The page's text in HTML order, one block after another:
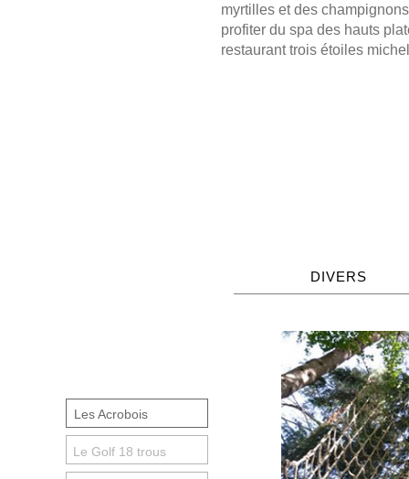
myrtilles et des
profiter du spa des hauts
restaurant trois étoiles
DIVERS
Les Acrobois
Le Golf 18 trous